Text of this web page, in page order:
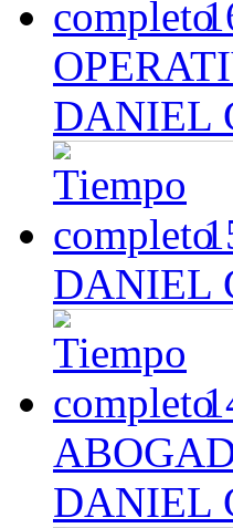
DANIEL
DANIEL
DANIEL